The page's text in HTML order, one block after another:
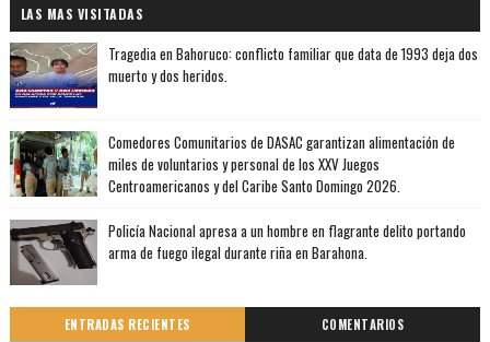
LAS MAS VISITADAS
Tragedia en Bahoruco: conflicto familiar que data de 1993 deja dos
muerto y dos heridos.
Comedores Comunitarios de DASAC garantizan alimentación de
miles de voluntarios y personal de los XXV Juegos
Centroamericanos y del Caribe Santo Domingo 2026.
Policía Nacional apresa a un hombre en flagrante delito portando
arma de fuego ilegal durante riña en Barahona.
ENTRADAS RECIENTES COMENTARIOS